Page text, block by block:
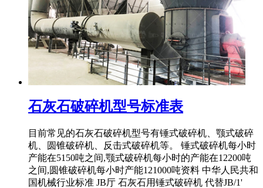
石灰石破碎机型号标准表
目前常见的石灰石破碎机型号有锤式破碎机、颚式破碎
机、圆锥破碎机、反击式破碎机等。 锤式破碎机每小时
产能在5150吨之间,颚式破碎机每小时的产能在12200吨
之间,圆锥破碎机每小时产能121000吨资料 中华人民共和
国机械行业标准 JB厅 石灰石用锤式破碎机 代替JB/1'